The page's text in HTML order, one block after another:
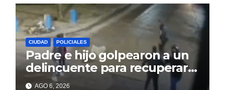
CIUDAD POLICIALES
Padre e hijo golpearon a un
delincuente para recuperar
un celular robado en Berisso
AGO 6, 2026